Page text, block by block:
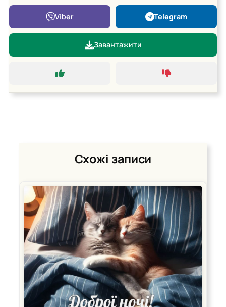
Viber Telegram
Завантажити
Схожі записи